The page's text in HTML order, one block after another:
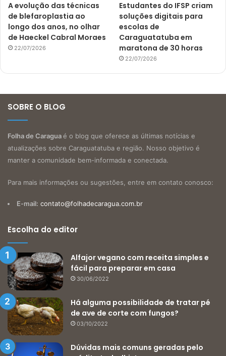
A evolução das técnicas
de blefaroplastia ao
longo dos anos, no olhar
de Haeckel Cabral Moraes
22/07/2026
Estudantes do IFSP criam
soluções digitais para
escolas de
Caraguatatuba em
maratona de 30 horas
22/07/2026
SOBRE O BLOG
Folha de Caraguaé o blog que oferece as últimas notícias e
atualizações sobre Caraguatatuba e região. Nosso objetivo é
manter a comunidade bem-informada e conectada.
Para mais informações ou sugestões, entre em contato conosco:
E-mail: contato@folhadecaragua.com.br
Escolha do editor
Alfajor vegano com receita simples e
fácil para preparar em casa
30/06/2022
Há alguma possibilidade de tratar pé
de ave de corte com fungos?
03/10/2022
Dúvidas mais comuns geradas pelo